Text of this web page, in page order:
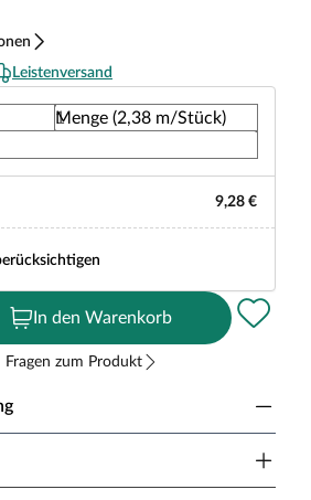
Leistenversand
Menge (2,38 m/Stück)
9,28 €
In den Warenkorb
Fragen zum Produkt